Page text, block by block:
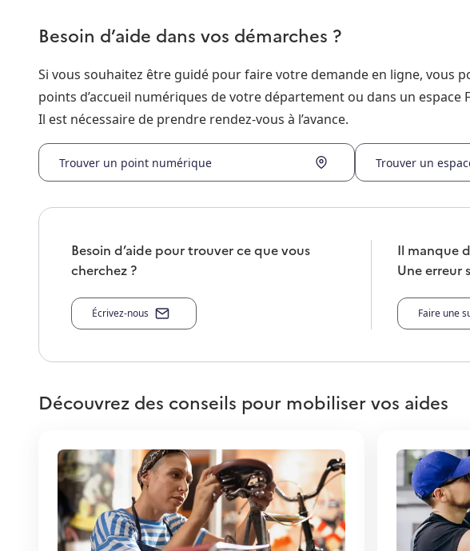
Besoin d’aide dans vos démarches ?
Si vous souhaitez être guidé pour faire votre demande en ligne, vous
points d’accueil numériques de votre département ou dans un espace
Il est nécessaire de prendre rendez-vous à l’avance.
Trouver un point numérique Trouver un
Besoin d’aide pour trouver ce que vous
cherchez ?
Écrivez-nous
Il manque
Une erreur
Faire une
Découvrez des conseils pour mobiliser vos aides